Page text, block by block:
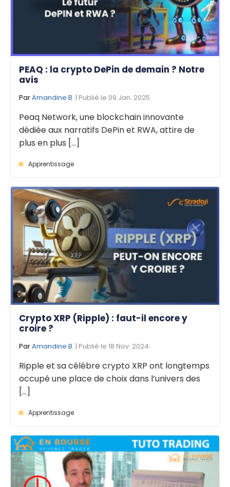
PEAQ : la crypto DePin de demain ? Notre
avis
ParAmandine B. | Publié le 09 Jan. 2025
Peaq Network, une blockchain innovante
dédiée aux narratifs DePin et RWA, attire de
plus en plus [...]
Apprentissage
Crypto XRP (Ripple) : faut-il encore y
croire ?
ParAmandine B. | Publié le 18 Nov. 2024
Ripple et sa célèbre crypto XRP ont longtemps
occupé une place de choix dans l’univers des
[...]
Apprentissage